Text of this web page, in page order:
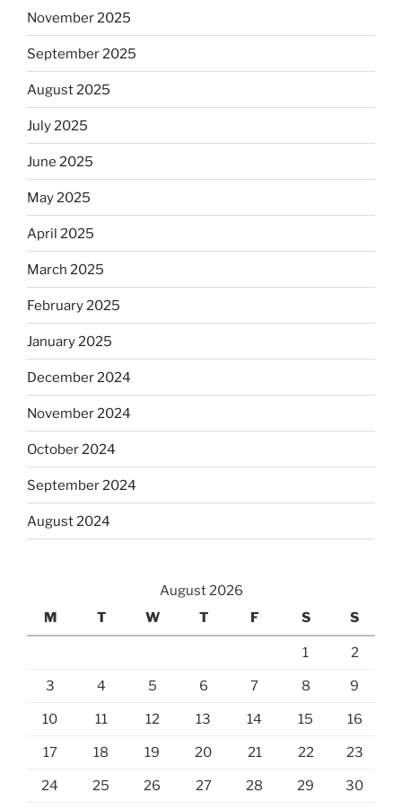
November 2025
September 2025
August 2025
July 2025
June 2025
May 2025
April 2025
March 2025
February 2025
January 2025
December 2024
November 2024
October 2024
September 2024
August 2024
August 2026
M
T W T F S S
1 2
3 4 5 6 7 8 9
10 11 12 13 14 15 16
17 18 19 20 21 22 23
24 25 26 27 28 29 30